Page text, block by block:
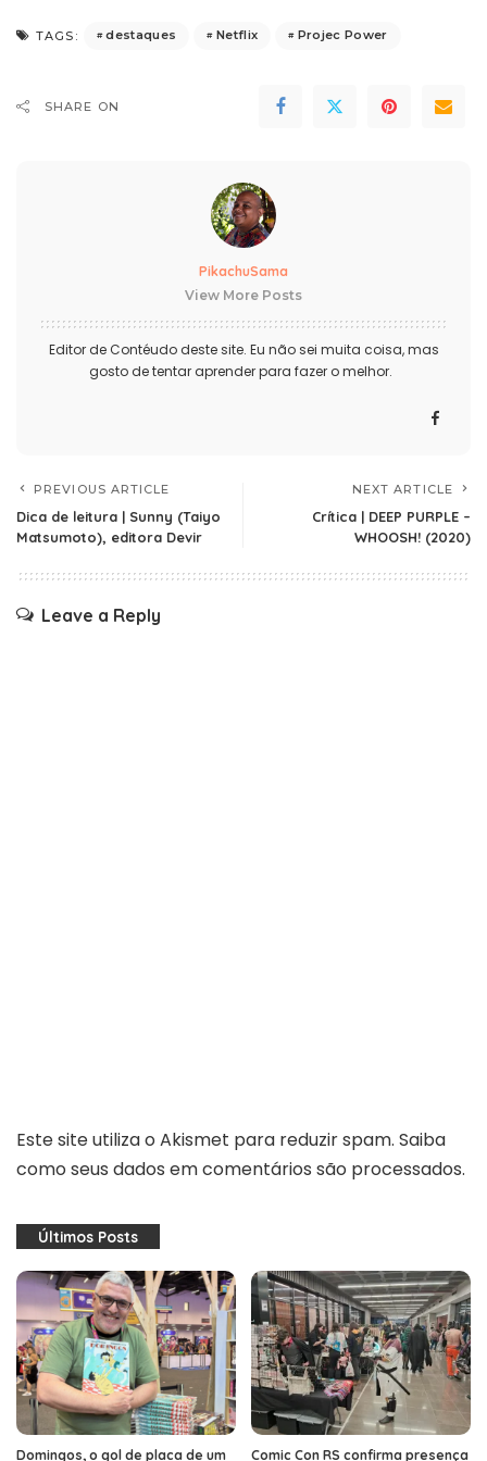
TAGS: destaques Netflix Projec Power
SHARE ON
PikachuSama
View More Posts
Editor de Contéudo deste site. Eu não sei muita coisa, mas
gosto de tentar aprender para fazer o melhor.
PREVIOUS ARTICLE
Dica de leitura | Sunny (Taiyo
Matsumoto), editora Devir
NEXT ARTICLE
Crítica | DEEP PURPLE –
WHOOSH! (2020)
Leave a Reply
Este site utiliza o Akismet para reduzir spam. Saiba
como seus dados em comentários são processados.
Últimos Posts
Domingos, o gol de placa de um Comic Con RS confirma presença